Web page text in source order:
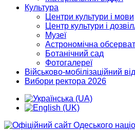
Культура
Центри культури і мови
Центр культури і
Музеї
Астрономічна
Ботанічний сад
Фотогалереї
Військово-мобілізаційний
Вибори ректора 2026